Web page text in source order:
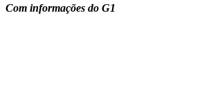
Com informações do G1